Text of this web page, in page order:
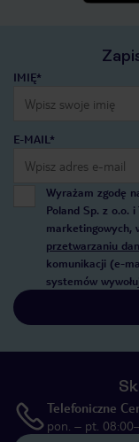
IMIĘ*
E-MAIL*
Wyrażam zgodę
Poland Sp. z o.o.
marketingowych,
przetwarzaniu
komunikacji (e-
systemów
Telefoniczne
pon. – pt.